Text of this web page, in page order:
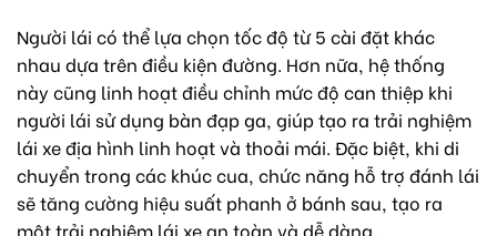
Người lái có thể lựa chọn tốc độ từ 5 cài đặt khác
nhau dựa trên điều kiện đường. Hơn nữa, hệ thống
này cũng linh hoạt điều chỉnh mức độ can thiệp khi
người lái sử dụng bàn đạp ga, giúp tạo ra trải nghiệm
lái xe địa hình linh hoạt và thoải mái. Đặc biệt, khi di
chuyển trong các khúc cua, chức năng hỗ trợ đánh lái
sẽ tăng cường hiệu suất phanh ở bánh sau, tạo ra
một trải nghiệm lái xe an toàn và dễ dàng.